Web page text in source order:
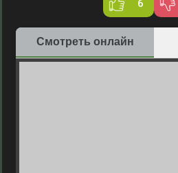
6
Смотреть онлайн